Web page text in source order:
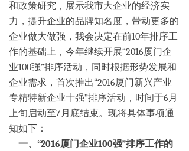
和政策研究，展示我市大企业的经济实
力，提升企业的品牌知名度，带动更多的
企业做大做强，我会决定在前10年排序工
作的基础上，今年继续开展“2016厦门企
业100强”排序活动，同时根据形势发展和
企业需求，首次推出“2016厦门新兴产业
专精特新企业十强”排序活动，时间于6月
上旬启动至7月底结束。现将具体事项通
知如下：
一、“2016厦门企业100强”排序工作的